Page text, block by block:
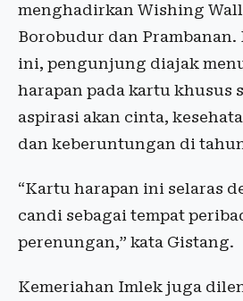
menghadirkan Wishing
Borobudur dan
ini, pengunjung diajak
harapan pada kartu khusus
aspirasi akan cinta,
dan keberuntungan di
“Kartu harapan ini selaras
candi sebagai tempat
perenungan,” kata Gistang.
Kemeriahan Imlek juga